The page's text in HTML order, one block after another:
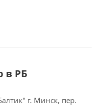
в РБ
г. Минск, пер.